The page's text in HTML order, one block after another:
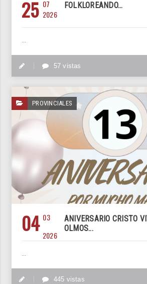
25 07
2026
FOLKLOREANDO...
...
57 vistas
PROVINCIALES
04 03
2026
ANIVERSARIO CRISTO
OLMOS...
...
445 vistas